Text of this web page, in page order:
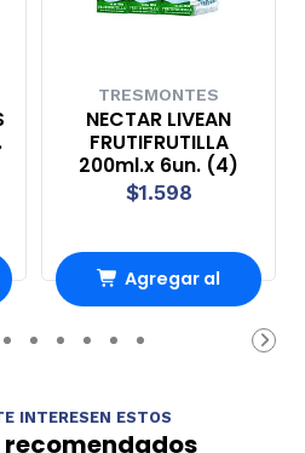
TRESMONTES
NECTAR LIVEAN
FRUTIFRUTILLA
200ml.x 6un. (4)
$1.598
Agregar al
carrito
INTERESEN ESTOS